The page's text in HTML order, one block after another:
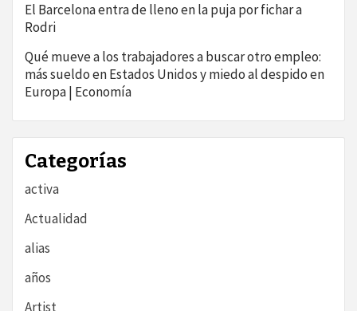
El Barcelona entra de lleno en la puja por fichar a
Rodri
Qué mueve a los trabajadores a buscar otro empleo:
más sueldo en Estados Unidos y miedo al despido en
Europa | Economía
Categorías
activa
Actualidad
alias
años
Artist